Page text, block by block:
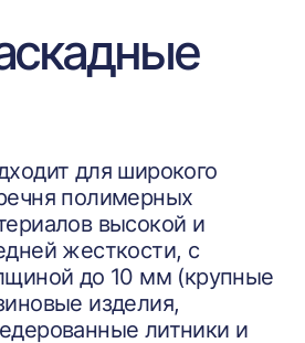
для широкого
полимерных
высокой и
жесткости, с
до 10 мм (крупные
изделия,
литники и